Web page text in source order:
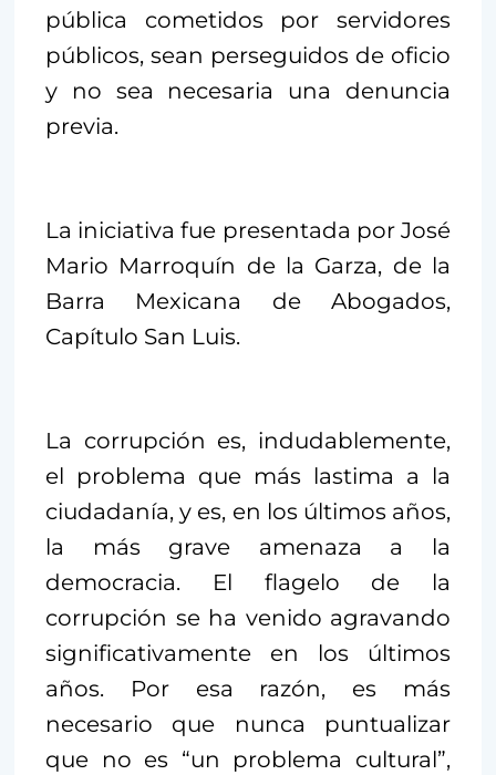
pública cometidos por servidores
públicos, sean perseguidos de oficio
y no sea necesaria una denuncia
previa.
La iniciativa fue presentada por José
Mario Marroquín de la Garza, de la
Barra Mexicana de Abogados,
Capítulo San Luis.
La corrupción es, indudablemente,
el problema que más lastima a la
ciudadanía, y es, en los últimos años,
la más grave amenaza a la
democracia. El flagelo de la
corrupción se ha venido agravando
significativamente en los últimos
años. Por esa razón, es más
necesario que nunca puntualizar
que no es “un problema cultural”,